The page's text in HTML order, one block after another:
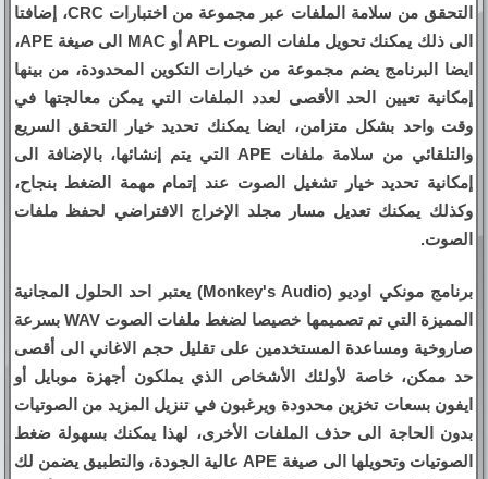
التحقق من سلامة الملفات عبر مجموعة من اختبارات CRC، إضافتا
الى ذلك يمكنك تحويل ملفات الصوت APL أو MAC الى صيغة APE،
ايضا البرنامج يضم مجموعة من خيارات التكوين المحدودة، من بينها
إمكانية تعيين الحد الأقصى لعدد الملفات التي يمكن معالجتها في
وقت واحد بشكل متزامن، ايضا يمكنك تحديد خيار التحقق السريع
والتلقائي من سلامة ملفات APE التي يتم إنشائها، بالإضافة الى
إمكانية تحديد خيار تشغيل الصوت عند إتمام مهمة الضغط بنجاح،
وكذلك يمكنك تعديل مسار مجلد الإخراج الافتراضي لحفظ ملفات
الصوت.
برنامج مونكي اوديو (Monkey's Audio) يعتبر احد الحلول المجانية
المميزة التي تم تصميمها خصيصا لضغط ملفات الصوت WAV بسرعة
صاروخية ومساعدة المستخدمين على تقليل حجم الاغاني الى أقصى
حد ممكن، خاصة لأولئك الأشخاص الذي يملكون أجهزة موبايل أو
ايفون بسعات تخزين محدودة ويرغبون في تنزيل المزيد من الصوتيات
بدون الحاجة الى حذف الملفات الأخرى، لهذا يمكنك بسهولة ضغط
الصوتيات وتحويلها الى صيغة APE عالية الجودة، والتطبيق يضمن لك